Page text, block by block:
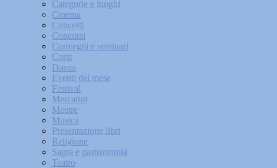
Categorie e luoghi
Cinema
Concerti
Concorsi
Convegni e seminari
Corsi
Danza
Eventi del mese
Festival
Mercatini
Mostre
Musica
Presentazione libri
Religione
Sagra e gastronomia
Teatro